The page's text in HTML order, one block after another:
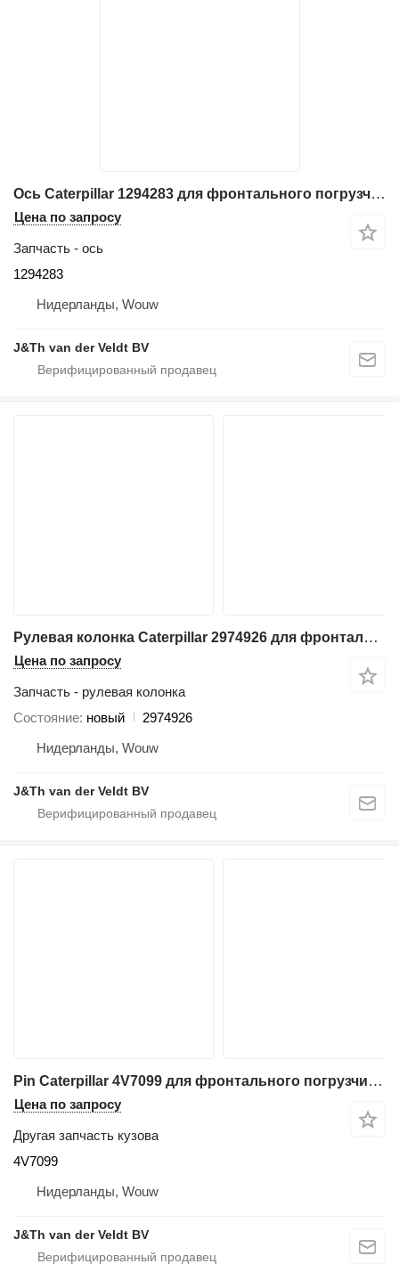
Ось Caterpillar 1294283 для фронтального погрузчика Caterpillar 972G 966G 972H 966H 972K 972GII 966GII
Цена по запросу
Запчасть - ось
1294283
Нидерланды, Wouw
J&Th van der Veldt BV
Рулевая колонка Caterpillar 2974926 для фронтального погрузчика Caterpillar 950G 962G 966G 950H 962H 972H 966H 986H 988H IT62G IT62H 950GII 962GII 972GII 966GII IT62GII
Цена по запросу
Запчасть - рулевая колонка
Состояние новый
2974926
Нидерланды, Wouw
J&Th van der Veldt BV
Pin Caterpillar 4V7099 для фронтального погрузчика Caterpillar 972 966 980C 966D 966E 970F 980F 972G 966G 950H 962H 986H 966K 986K 950L 962L 972L 966L 950M 962M 972M 966M 988GC 966XE 966FII 950GII 980GII 972GII 966GII
Цена по запросу
Другая запчасть кузова
4V7099
Нидерланды, Wouw
J&Th van der Veldt BV